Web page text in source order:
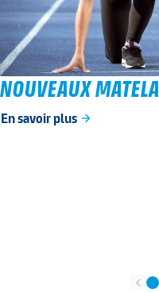
NOUVEAUX
En savoir plus arrow_forward
chevron_left